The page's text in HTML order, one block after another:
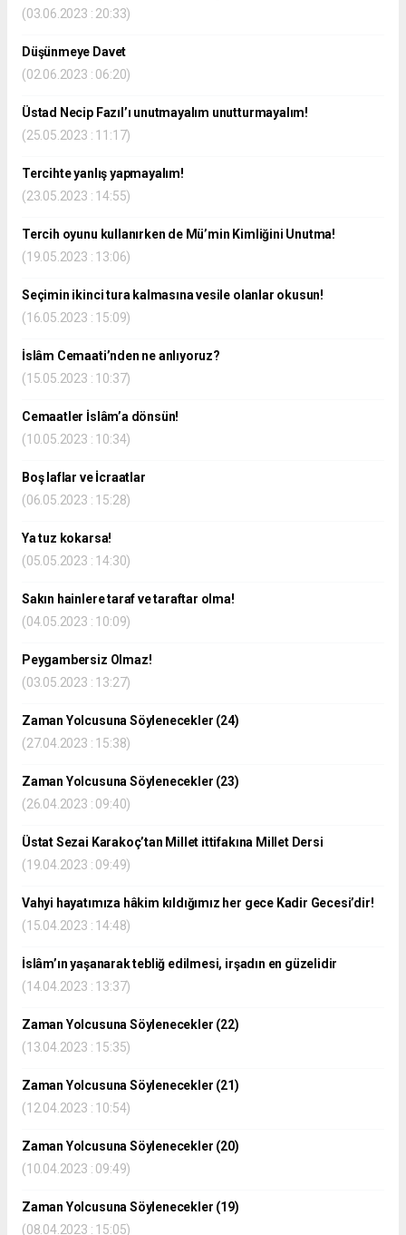
(03.06.2023 : 20:33)
Düşünmeye Davet
(02.06.2023 : 06:20)
Üstad Necip Fazıl’ı unutmayalım unutturmayalım!
(25.05.2023 : 11:17)
Tercihte yanlış yapmayalım!
(23.05.2023 : 14:55)
Tercih oyunu kullanırken de Mü’min Kimliğini Unutma!
(19.05.2023 : 13:06)
Seçimin ikinci tura kalmasına vesile olanlar okusun!
(16.05.2023 : 15:09)
İslâm Cemaati’nden ne anlıyoruz?
(15.05.2023 : 10:37)
Cemaatler İslâm’a dönsün!
(10.05.2023 : 10:34)
Boş laflar ve İcraatlar
(06.05.2023 : 15:28)
Ya tuz kokarsa!
(05.05.2023 : 14:30)
Sakın hainlere taraf ve taraftar olma!
(04.05.2023 : 10:09)
Peygambersiz Olmaz!
(03.05.2023 : 13:27)
Zaman Yolcusuna Söylenecekler (24)
(27.04.2023 : 15:38)
Zaman Yolcusuna Söylenecekler (23)
(26.04.2023 : 09:40)
Üstat Sezai Karakoç’tan Millet ittifakına Millet Dersi
(19.04.2023 : 09:49)
Vahyi hayatımıza hâkim kıldığımız her gece Kadir Gecesi’dir!
(15.04.2023 : 14:48)
İslâm’ın yaşanarak tebliğ edilmesi, irşadın en güzelidir
(14.04.2023 : 13:37)
Zaman Yolcusuna Söylenecekler (22)
(13.04.2023 : 15:35)
Zaman Yolcusuna Söylenecekler (21)
(12.04.2023 : 10:54)
Zaman Yolcusuna Söylenecekler (20)
(10.04.2023 : 09:49)
Zaman Yolcusuna Söylenecekler (19)
(08.04.2023 : 15:05)